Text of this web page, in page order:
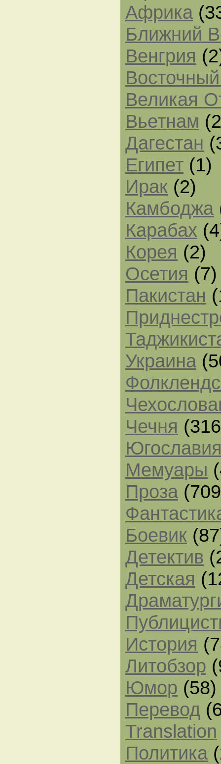
Африка
Ближний
Венгрия
Великая
Вьетнам
Дагестан
Египет (1)
Ирак (2)
Камбоджа
Карабах
Корея (2)
Осетия (7)
Пакистан
Украина
Чечня
Мемуары
Проза
Боевик
Детектив
Детская
История
Литобзор
Юмор (58)
Перевод
Translation
Политика